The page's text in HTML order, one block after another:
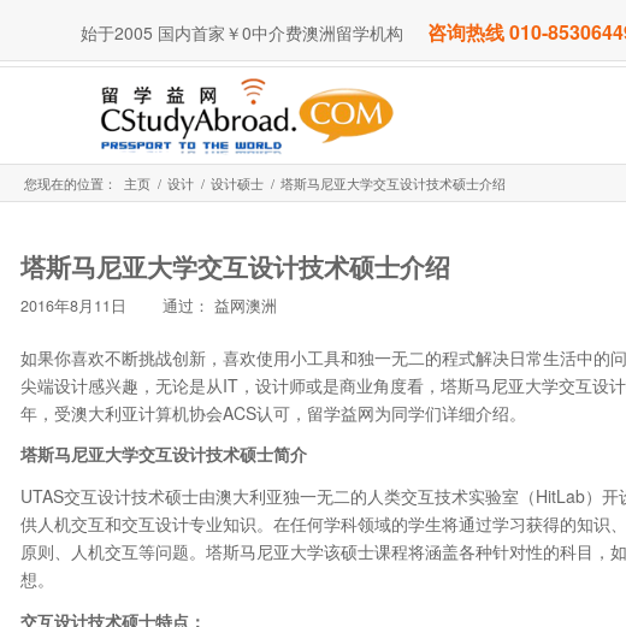
始于2005 国内首家￥0中介费澳洲留学机构 咨询热线 010-
您现在的位置： 主页 / 设计 / 设计硕士 / 塔斯马尼亚大学交互设计技术硕士介绍
塔斯马尼亚大学交互设计技术硕士介绍
2016年8月11日 通过： 益网澳洲
如果你喜欢不断挑战创新，喜欢使用小工具和独一无二的程式解决日常生活中的
尖端设计感兴趣，无论是从IT，设计师或是商业角度看，塔斯马尼亚大学交互设
年，受澳大利亚计算机协会ACS认可，留学益网为同学们详细介绍。
塔斯马尼亚大学交互设计技术硕士简介
UTAS交互设计技术硕士由澳大利亚独一无二的人类交互技术实验室（HitLab）
供人机交互和交互设计专业知识。在任何学科领域的学生将通过学习获得的知识
原则、人机交互等问题。塔斯马尼亚大学该硕士课程将涵盖各种针对性的科目，
想。
交互设计技术硕士特点：